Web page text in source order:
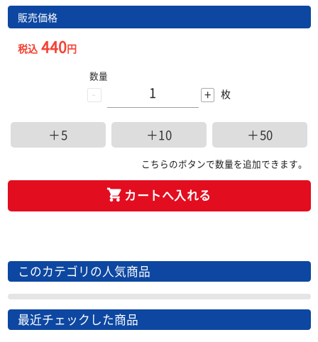
販売価格
税込440円
-
数量
+ 枚
＋5 ＋10 ＋50
こちらのボタンで数量を追加できます。
カートへ入れる
このカテゴリの人気商品
最近チェックした商品